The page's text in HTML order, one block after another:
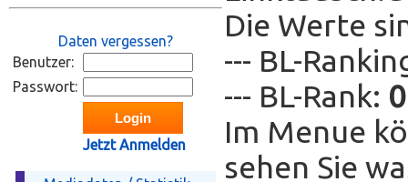
Daten vergessen?
Benutzer:
Passwort:
Jetzt Anmelden
Die Werte
--- BL-
--- BL-Rank: 0
Im Menue
sehen Sie